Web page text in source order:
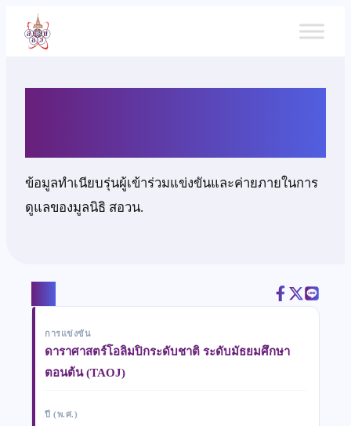
เนื้อหา
ข้อมูลทำเนียบรุ่นผู้เข้าร่วมแข่งขันและค่ายภายในการ
ดูแลของมูลนิธิ สอวน.
การแข่งขัน
ดาราศาสตร์โอลิมปิกระดับชาติ ระดับมัธยมศึกษา
ตอนต้น (TAOJ)
ปี (พ.ศ.)